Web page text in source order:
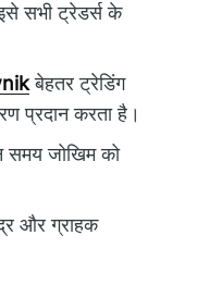
सभी ट्रेडर्स के
बेहतर ट्रेडिंग
प्रदान करता है।
समय जोखिम को
और ग्राहक